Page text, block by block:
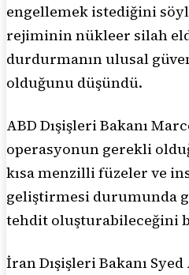
engellemek istediğini
rejiminin nükleer silah
durdurmanın ulusal
olduğunu düşündü.
ABD Dışişleri Bakanı
operasyonun gerekli
kısa menzilli füzeler ve
geliştirmesi durumunda
tehdit oluşturabileceğini
İran Dışişleri Bakanı